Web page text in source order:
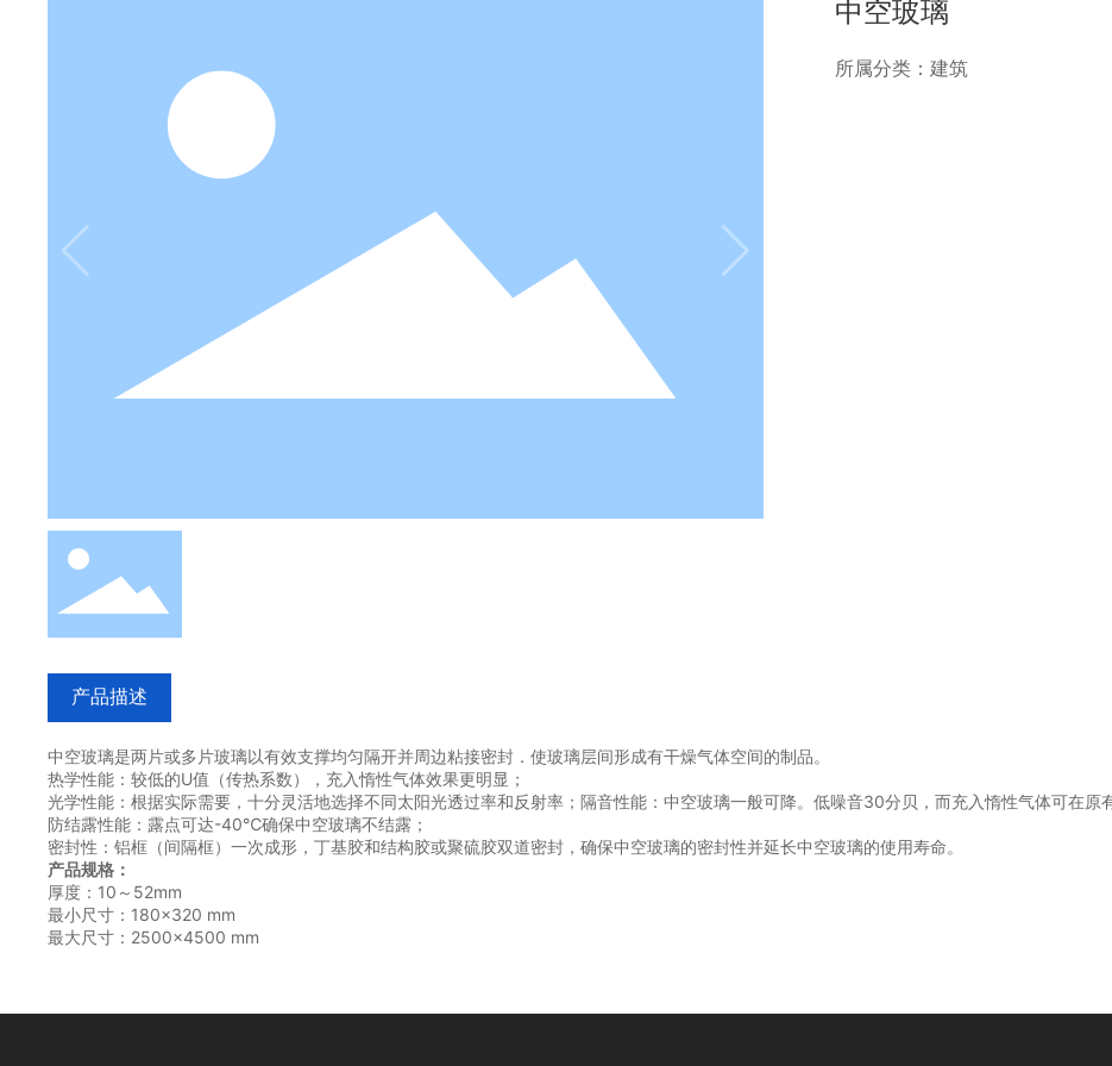
中空玻璃
所属分类： 建筑
产品描述
中空玻璃是两片或多片玻璃以有效支撑均匀隔开并周边粘接密封．使玻璃层间形成有干燥气体空间的制品。
热学性能：较低的U值（传热系数），充入惰性气体效果更明显；
光学性能：根据实际需要，十分灵活地选择不同太阳光透过率和反射率；隔音性能：中空玻璃一般可降。低噪音30分贝，而充入惰性气体可在原
防结露性能：露点可达-40℃确保中空玻璃不结露；
密封性：铝框（间隔框）一次成形，丁基胶和结构胶或聚硫胶双道密封，确保中空玻璃的密封性并延长中空玻璃的使用寿命。
产品规格：
厚度：10～52mm
最小尺寸：180×320 mm
最大尺寸：2500×4500 mm